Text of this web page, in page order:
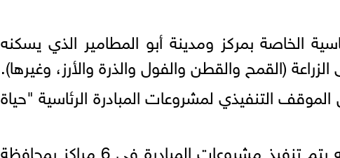
الخاصة بمركز ومدينة أبو المطامير الذي يسكنه
التنفيذي لمشروعات المبادرة الرئاسية "حياة
وفي هذا الصدد، أوضحت "عازر" أنه يتم تنفيذ مشروعات المبادرة في 6 مراكز بمحافظة